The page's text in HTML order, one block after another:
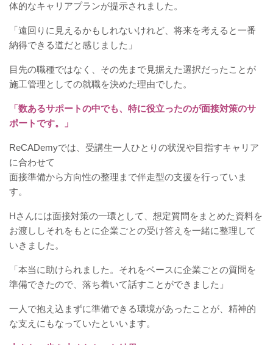
体的なキャリアプランが提示されました。
「遠回りに見えるかもしれないけれど、将来を考えると一番
納得できる道だと感じました」
目先の職種ではなく、その先まで見据えた選択だったことが
施工管理としての就職を決めた理由でした。
「数あるサポートの中でも、特に役立ったのが面接対策のサ
ポートです。」
ReCADemyでは、受講生一人ひとりの状況や目指すキャリア
に合わせて
面接準備から方向性の整理まで伴走型の支援を行っていま
す。
Hさんには面接対策の一環として、想定質問をまとめた資料を
お渡ししそれをもとに企業ごとの受け答えを一緒に整理して
いきました。
「本当に助けられました。それをベースに企業ごとの質問を
準備できたので、落ち着いて話すことができました」
一人で抱え込まずに準備できる環境があったことが、精神的
な支えにもなっていたといいます。